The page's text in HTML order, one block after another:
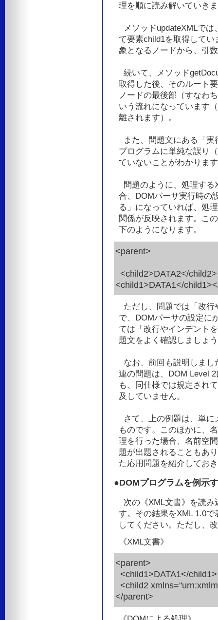
理を順に読み解いていき
メソッドupdateXMLでは
て要素child1を取得してい
象となるノードから、引
続いて、メソッド
取得した後、そのルート
ノードの最後部（すなわ
いう流れになっています
離されます）。
また、問題文にある「
プログラムに単純な誤り
ていないことがわかりま
問題のように、処理す
合、DOMパーサ実行時の
る」になっていれば、処
関係が反映されます。こ
下のようになります。
<parent>
<child2>DATA2</child2>
<child1>DATA1</
ただし、問題では「改
で、DOMパーサの設定に
ては「改行やインデント
題文をよく確認しましょ
なお、前回も説明しま
連の問題は、DOM Level
も、同仕様では規定され
及していません。
さて、上の例題は、単に
ものです。このほかに、
理を行った場合、名前空
題が出題されることもあ
た応用問題を紹介してお
●DOMプログラムを例示
次の《XML文書》を読
す。その結果をXML 1.0
してください。ただし、
《XML文書》
<parent>
<child1>DATA1</child1>
<child2
</parent>